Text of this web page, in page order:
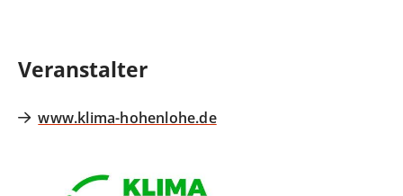
Veranstalter
www.klima-hohenlohe.de